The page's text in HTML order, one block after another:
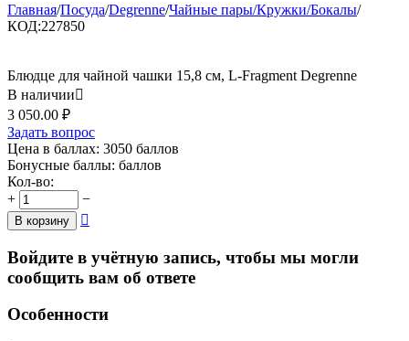
Главная/Посуда/Degrenne/Чайные пары/Кружки/Бокалы/
КОД:227850
Блюдце для чайной чашки 15,8 см, L-Fragment Degrenne
В наличии
3 050.00 ₽
Задать вопрос
Цена в баллах: 3050 баллов
Бонусные баллы: баллов
Кол-во:
+
−
В корзину 
Войдите в учётную запись, чтобы мы могли
сообщить вам об ответе
Особенности